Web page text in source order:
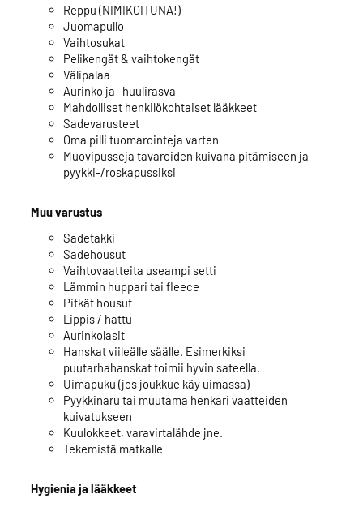
Reppu (NIMIKOITUNA!)
Juomapullo
Vaihtosukat
Pelikengät & vaihtokengät
Välipalaa
Aurinko ja -huulirasva
Mahdolliset henkilökohtaiset lääkkeet
Sadevarusteet
Oma pilli tuomarointeja varten
Muovipusseja tavaroiden kuivana pitämiseen ja
pyykki-/roskapussiksi
Muu varustus
Sadetakki
Sadehousut
Vaihtovaatteita useampi setti
Lämmin huppari tai fleece
Pitkät housut
Lippis / hattu
Aurinkolasit
Hanskat viileälle säälle. Esimerkiksi
puutarhahanskat toimii hyvin sateella.
Uimapuku (jos joukkue käy uimassa)
Pyykkinaru tai muutama henkari vaatteiden
kuivatukseen
Kuulokkeet, varavirtalähde jne.
Tekemistä matkalle
Hygienia ja lääkkeet